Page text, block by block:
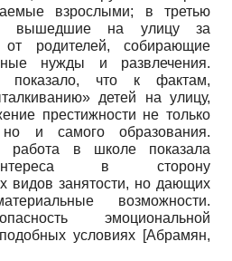
взрослыми; в третью
вышедшие на улицу за
родителей, собирающие
нужды и развлечения.
показало, что к фактам,
детей на улицу,
престижности не только
и самого образования.
работа в школе показала
в сторону
видов занятости, но дающих
возможности.
эмоциональной
условиях [Абрамян,